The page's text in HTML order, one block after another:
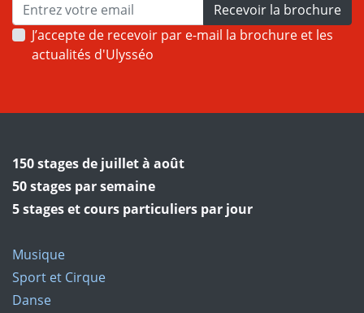
Recevoir la brochure
J’accepte de recevoir par e-mail la brochure et les
actualités d'Ulysséo
150 stages de juillet à août
50 stages par semaine
5 stages et cours particuliers par jour
Musique
Sport et Cirque
Danse